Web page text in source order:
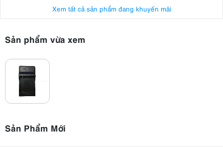
Xem tất cả sản phẩm đang khuyến mãi
Sản phẩm vừa xem
Sản Phẩm Mới